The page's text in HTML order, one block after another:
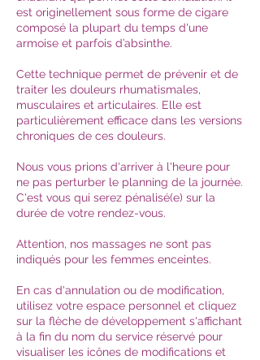
est originellement sous forme de cigare
composé la plupart du temps d'une
armoise et parfois d’absinthe.
Cette technique permet de prévenir et de
traiter les douleurs rhumatismales,
musculaires et articulaires. Elle est
particulièrement efficace dans les versions
chroniques de ces douleurs.
Nous vous prions d'arriver à l'heure pour
ne pas perturber le planning de la journée.
C'est vous qui serez pénalisé(e) sur la
durée de votre rendez-vous.
Attention, nos massages ne sont pas
indiqués pour les femmes enceintes.
En cas d'annulation ou de modification,
utilisez votre espace personnel et cliquez
sur la flèche de développement s'affichant
à la fin du nom du service réservé pour
visualiser les icônes de modifications et